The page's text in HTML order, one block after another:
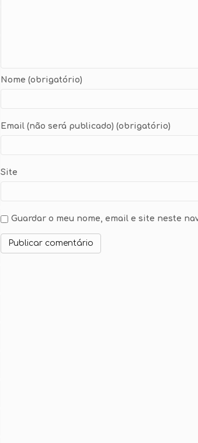
Nome (obrigatório)
Email (não será publicado) (obrigatório)
Site
Guardar o meu nome, email e site neste